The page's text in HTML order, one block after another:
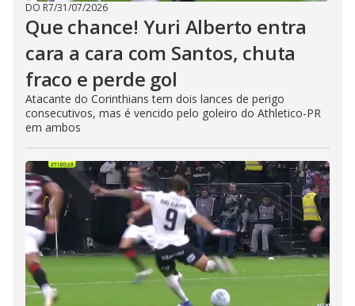
DO R7/31/07/2026
Que chance! Yuri Alberto entra
cara a cara com Santos, chuta
fraco e perde gol
Atacante do Corinthians tem dois lances de perigo
consecutivos, mas é vencido pelo goleiro do Athletico-PR
em ambos